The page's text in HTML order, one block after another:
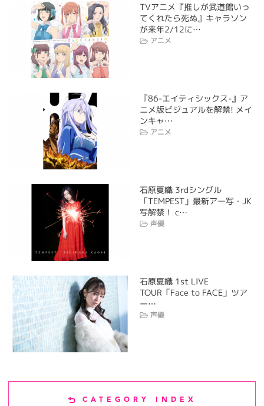
TVアニメ『推しが武道館いっ
てくれたら死ぬ』キャラソン
が来年2/12に…
アニメ
『86-エイティシックス-』ア
ニメ版ビジュアルを解禁! メイ
ンキャ…
アニメ
石原夏織 3rdシングル
「TEMPEST」最新アー写・JK
写解禁！ c…
声優
石原夏織 1st LIVE
TOUR「Face to FACE」ツア
ー…
声優
CATEGORY INDEX